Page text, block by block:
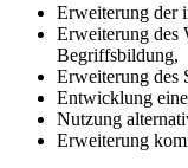
Erweiterung der
Erweiterung des
Begriffsbildung,
Erweiterung des
Entwicklung
Nutzung
Erweiterung